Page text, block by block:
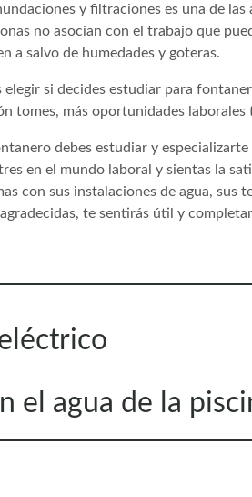
y filtraciones es una de las
no asocian con el trabajo que
a salvo de humedades y goteras.
si decides estudiar para
tomes, más oportunidades laborales
debes estudiar y
en el mundo laboral y sientas la
con sus instalaciones de agua, sus
te sentirás útil y
el agua de la